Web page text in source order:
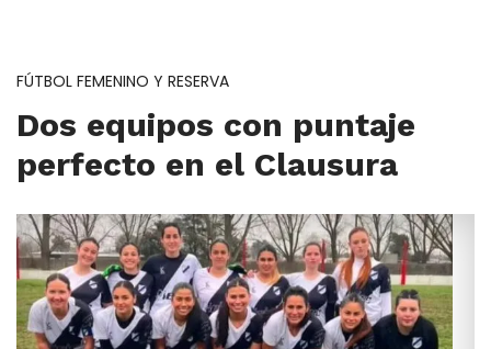
FÚTBOL FEMENINO Y RESERVA
Dos equipos con puntaje
perfecto en el Clausura